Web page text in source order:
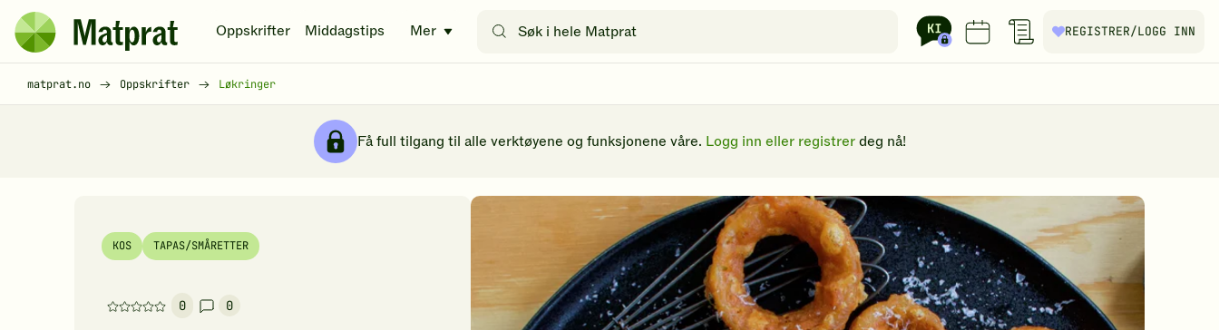
Hopp til hovedinnhold
Matprat
hjemmeside
Oppskrifter Middagstips Mer
etter
REGISTRER/LOGG INN
matprat.no Oppskrifter Løkringer
Få full tilgang til alle verktøyene og funksjonene våre. Logg inn eller registrer deg nå!
KOS TAPAS/SMÅRETTER
0
Denne
0